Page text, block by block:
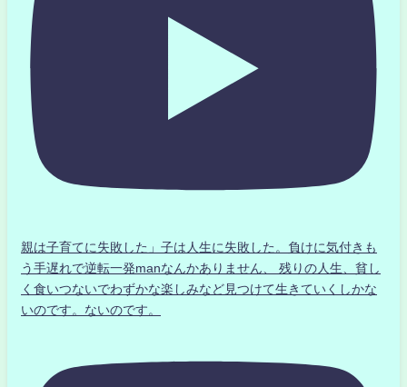
親は子育てに失敗した」子は人生に失敗した。負けに気付きも
う手遅れで逆転一発manなんかありません、 残りの人生、貧し
く食いつないでわずかな楽しみなど見つけて生きていくしかな
いのです。ないのです。